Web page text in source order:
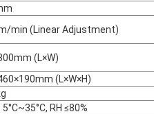
min (Linear Adjustment)
(L×W)
(L×W×H)
RH ≤80%